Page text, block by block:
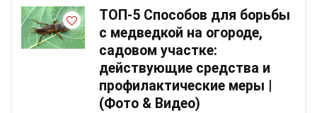
ТОП-5 Способов для борьбы
с медведкой на огороде,
садовом участке:
действующие средства и
профилактические меры |
(Фото & Видео)